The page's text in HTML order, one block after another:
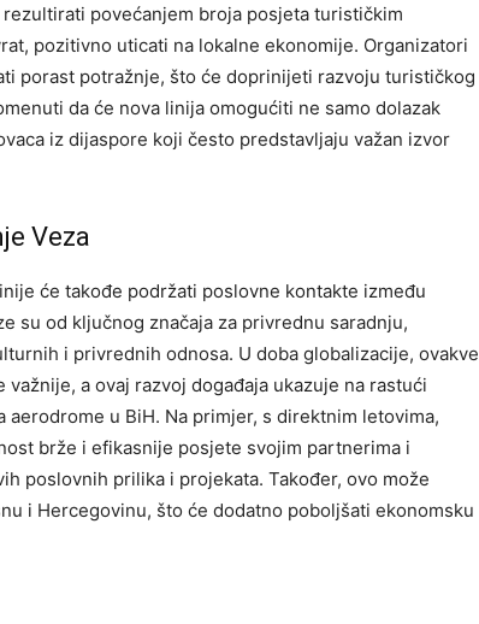
povećanjem broja posjeta turističkim
pozitivno uticati na lokalne ekonomije. Organizatori
porast potražnje, što će doprinijeti razvoju turističkog
da će nova linija omogućiti ne samo dolazak
iz dijaspore koji često predstavljaju važan izvor
Veza
će takođe podržati poslovne kontakte između
su od ključnog značaja za privrednu saradnju,
i privrednih odnosa. U doba globalizacije, ovakve
a ovaj razvoj događaja ukazuje na rastući
aerodrome u BiH. Na primjer, s direktnim letovima,
brže i efikasnije posjete svojim partnerima i
poslovnih prilika i projekata. Također, ovo može
i Hercegovinu, što će dodatno poboljšati ekonomsku